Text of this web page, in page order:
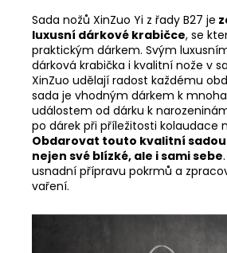
Sada nožů XinZuo Yi z řady B27 je
luxusní dárkové krabičce, se
praktickým dárkem. Svým
dárková krabička i kvalitní nože v
XinZuo udělají radost každému
sada je vhodným dárkem k
událostem od dárku k
po dárek při příležitosti kolaudace
Obdarovat touto kvalitní
nejen své blízké, ale i sami sebe
usnadní přípravu pokrmů a
vaření.